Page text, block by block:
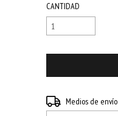
CANTIDAD
Entregas para el CP:
Medios de envío